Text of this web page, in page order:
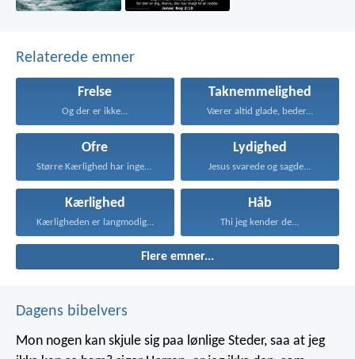
Relaterede emner
Frelse
Og der er ikke...
Taknemmelighed
Værer altid glade, beder...
Ofre
Større Kærlighed har ingen...
Lydighed
Jesus svarede og sagde...
Kærlighed
Kærligheden er langmodig, er...
Håb
Thi jeg kender de...
Flere emner...
Dagens bibelvers
Mon nogen kan skjule sig paa lønlige Steder, saa at jeg